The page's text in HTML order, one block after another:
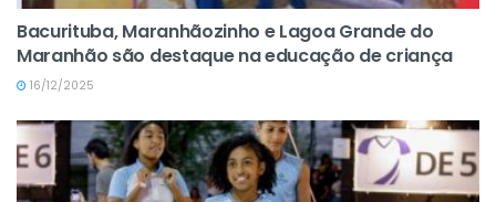
Bacurituba, Maranhãozinho e Lagoa Grande do
Maranhão são destaque na educação de criança
16/12/2025